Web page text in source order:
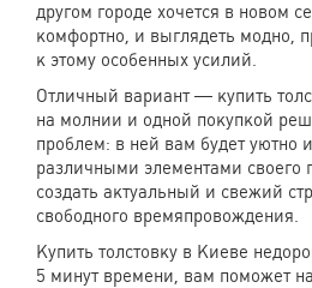
другом городе хочется в новом
комфортно, и выглядеть модно,
к этому особенных усилий.
Отличный вариант — купить
на молнии и одной покупкой
проблем: в ней вам будет уютно
различными элементами своего
создать актуальный и свежий
свободного времяпровождения.
Купить толстовку в Киеве
5 минут времени, вам поможет